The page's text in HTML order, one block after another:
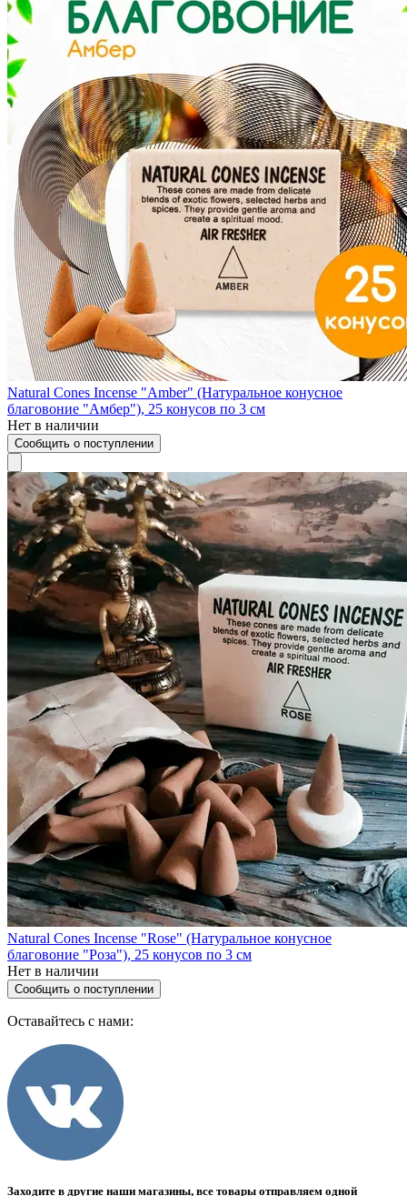
Natural Cones Incense "Amber" (Натуральное конусное
благовоние "Амбер"), 25 конусов по 3 см
Нет в наличии
Сообщить о поступлении
Natural Cones Incense "Rose" (Натуральное конусное
благовоние "Роза"), 25 конусов по 3 см
Нет в наличии
Сообщить о поступлении
Оставайтесь с нами:
Заходите в другие наши магазины, все товары отправляем одной